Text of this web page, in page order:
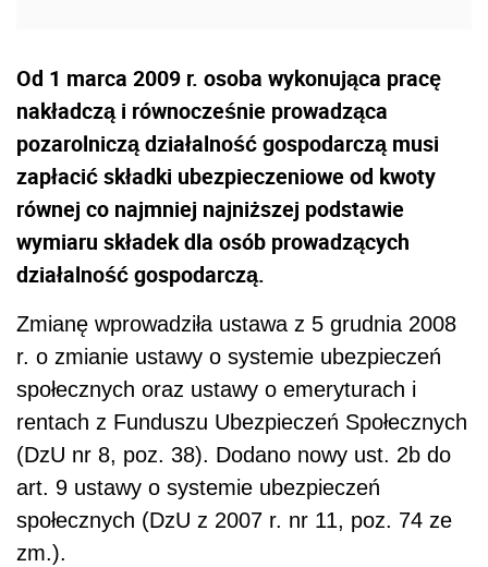
Od 1 marca 2009 r. osoba wykonująca pracę
nakładczą i równocześnie prowadząca
pozarolniczą działalność gospodarczą musi
zapłacić składki ubezpieczeniowe od kwoty
równej co najmniej najniższej podstawie
wymiaru składek dla osób prowadzących
działalność gospodarczą.
Zmianę wprowadziła ustawa z 5 grudnia 2008
r. o zmianie ustawy o systemie ubezpieczeń
społecznych oraz ustawy o emeryturach i
rentach z Funduszu Ubezpieczeń Społecznych
(DzU nr 8, poz. 38). Dodano nowy ust. 2b do
art. 9 ustawy o systemie ubezpieczeń
społecznych (DzU z 2007 r. nr 11, poz. 74 ze
zm.).